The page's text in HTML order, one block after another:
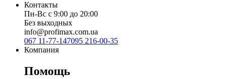
Контакты
Пн-Вс с 9:00 до 20:00
Без выходных
info@profimax.com.ua
067 11-77-147095 216-00-35
Компания
Помощь